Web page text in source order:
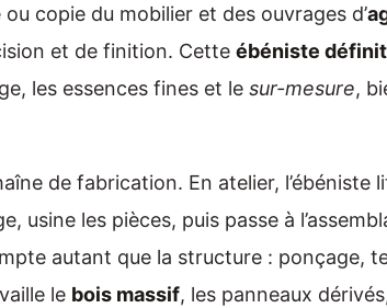
copie du mobilier et des ouvrages d’
et de finition. Cette ébéniste
les essences fines et le sur-mesure,
de fabrication. En atelier, l’ébéniste
usine les pièces, puis passe à
autant que la structure : ponçage,
le bois massif, les panneaux